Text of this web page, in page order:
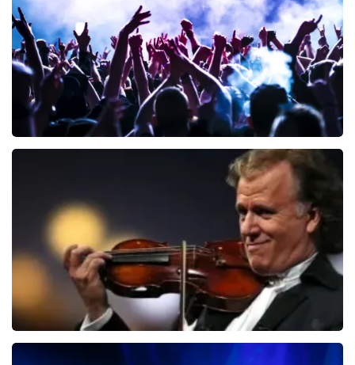
BESTEL NU
BESTEL NU
Andre Rieu